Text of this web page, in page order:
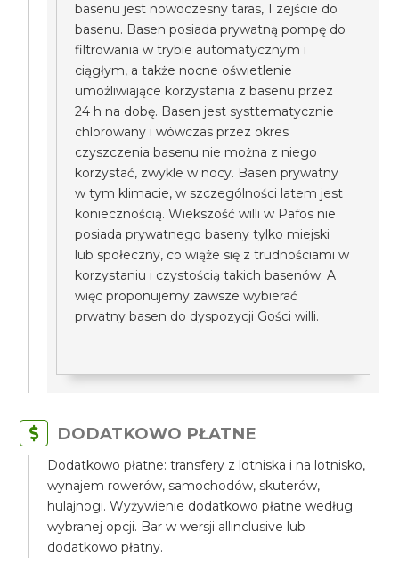
basenu jest nowoczesny taras, 1 zejście do
basenu. Basen posiada prywatną pompę do
filtrowania w trybie automatycznym i
ciągłym, a także nocne oświetlenie
umożliwiające korzystania z basenu przez
24 h na dobę. Basen jest systtematycznie
chlorowany i wówczas przez okres
czyszczenia basenu nie można z niego
korzystać, zwykle w nocy. Basen prywatny
w tym klimacie, w szczególności latem jest
koniecznością. Wiekszość willi w Pafos nie
posiada prywatnego baseny tylko miejski
lub społeczny, co wiąże się z trudnościami w
korzystaniu i czystością takich basenów. A
więc proponujemy zawsze wybierać
prwatny basen do dyspozycji Gości willi.
DODATKOWO PŁATNE
Dodatkowo płatne: transfery z lotniska i na lotnisko,
wynajem rowerów, samochodów, skuterów,
hulajnogi. Wyżywienie dodatkowo płatne według
wybranej opcji. Bar w wersji allinclusive lub
dodatkowo płatny.